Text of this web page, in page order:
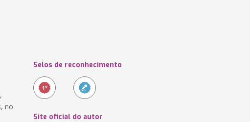
no
Selos de reconhecimento
Site oficial do autor